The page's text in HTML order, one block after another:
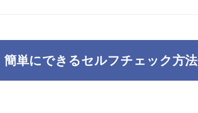
単にできるセルフチェック方法